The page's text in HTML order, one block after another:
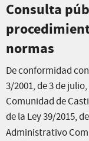
Consulta
normas
De conformidad
3/2001, de 3 de
Comunidad de
de la Ley 39/2015,
Administrativo